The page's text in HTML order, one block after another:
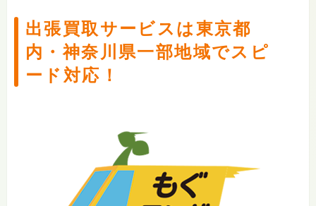
出張買取サービスは東京都
内・神奈川県一部地域でスピ
ード対応！